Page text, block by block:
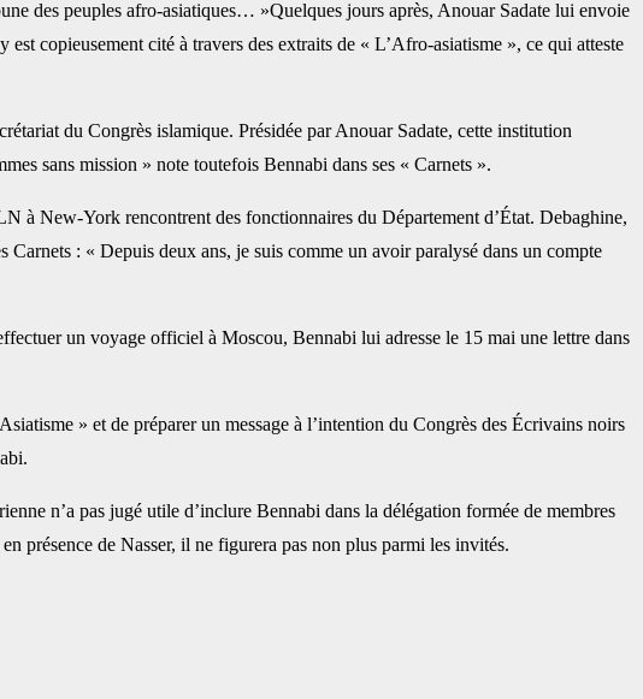
des peuples afro-asiatiques… »Quelques jours après, Anouar Sadate lui envoie
copieusement cité à travers des extraits de « L’Afro-asiatisme », ce qui atteste
du Congrès islamique. Présidée par Anouar Sadate, cette institution
sans mission » note toutefois Bennabi dans ses « Carnets ».
à New-York rencontrent des fonctionnaires du Département d’État. Debaghine,
: « Depuis deux ans, je suis comme un avoir paralysé dans un compte
un voyage officiel à Moscou, Bennabi lui adresse le 15 mai une lettre dans
» et de préparer un message à l’intention du Congrès des Écrivains noirs
n’a pas jugé utile d’inclure Bennabi dans la délégation formée de membres
présence de Nasser, il ne figurera pas non plus parmi les invités.